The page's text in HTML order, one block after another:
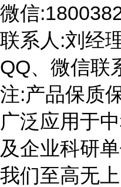
微信
联系人:刘经
QQ、微信联
注:产品保质
广泛应用于
及企业科研
我们至高无